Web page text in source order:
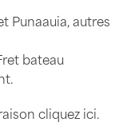
Punaauia, autres
bateau
cliquez ici.